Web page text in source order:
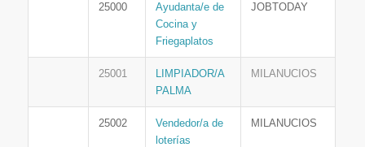
25000
Ayudanta/e de
Cocina y
Friegaplatos
JOBTODAY
25001
LIMPIADOR/A
PALMA
MILANUCIOS
25002
Vendedor/a de
loterías
MILANUCIOS